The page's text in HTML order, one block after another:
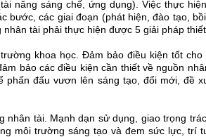
năng sáng chế, ứng dụng). Việc thực
bước, các giai đoạn (phát hiện, đào tạo,
tài phải thực hiện được 5 giải pháp thiết
khoa học. Đảm bảo điều kiện tốt
bảo các điều kiện cần thiết về nguồn
phấn đấu vươn lên sáng tạo, đổi mới, đề
nhân tài. Mạnh dạn sử dụng, giao trọng
môi trường sáng tạo và đem sức lực, trí